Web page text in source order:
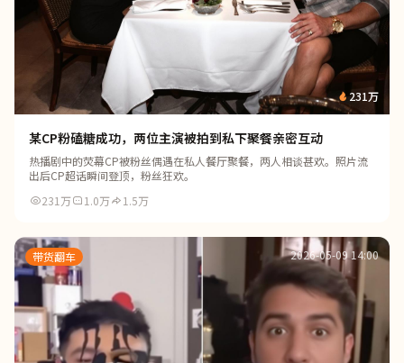
231万
某CP粉磕糖成功，两位主演被拍到私下聚餐亲密互动
热播剧中的荧幕CP被粉丝偶遇在私人餐厅聚餐，两人相谈甚欢。照片流
出后CP超话瞬间登顶，粉丝狂欢。
231万
1.0万 1.5万
带货翻车 2026-05-09 14:00